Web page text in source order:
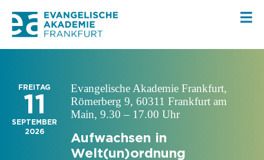
FREITAG
11
SEPTEMBER
2026
Evangelische Akademie Frankfurt,
Römerberg 9, 60311 Frankfurt am
Main, 9.30 – 17.00 Uhr
Aufwachsen in
Welt(un)ordnung